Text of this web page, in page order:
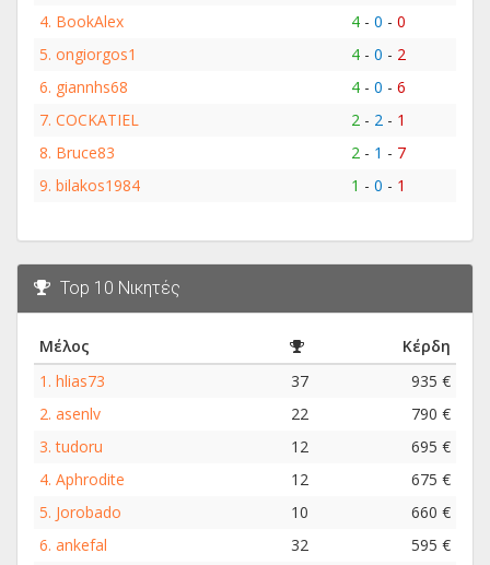
4. BookAlex 4- 0 - 0
5. ongiorgos1 4- 0 - 2
6. giannhs68 4- 0 - 6
7. COCKATIEL 2 - 2 - 1
8. Bruce83 2 - 1 - 7
9. bilakos1984 1 - 0 - 1
Top 10 Νικητές
Μέλος
Κέρδη
1. hlias73 37
935 €
2. asenlv 22
790 €
3.tudoru 12
695 €
4. Aphrodite 12
675 €
5. Jorobado 10
660 €
6. ankefal 32
595 €